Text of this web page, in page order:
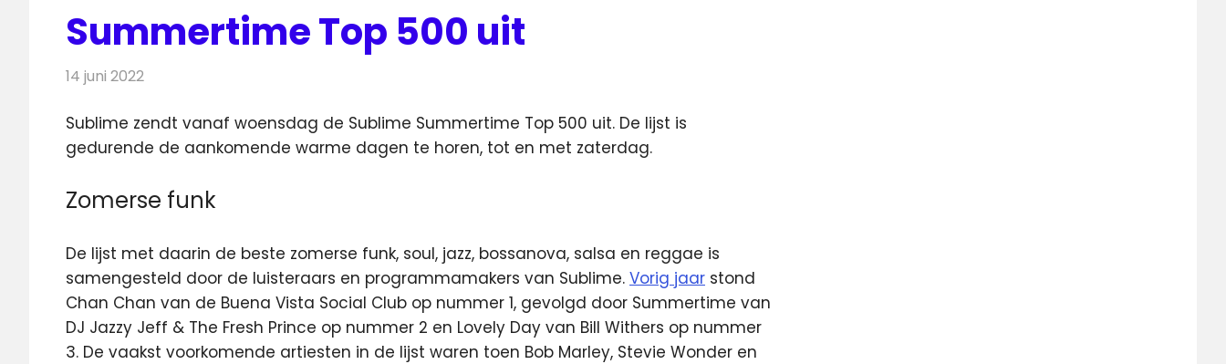
Summertime Top 500 uit
14 juni 2022
Sublime zendt vanaf woensdag de Sublime Summertime Top 500 uit. De lijst is
gedurende de aankomende warme dagen te horen, tot en met zaterdag.
Zomerse funk
De lijst met daarin de beste zomerse funk, soul, jazz, bossanova, salsa en reggae is
samengesteld door de luisteraars en programmamakers van Sublime. Vorig jaar stond
Chan Chan van de Buena Vista Social Club op nummer 1, gevolgd door Summertime van
DJ Jazzy Jeff & The Fresh Prince op nummer 2 en Lovely Day van Bill Withers op nummer
3. De vaakst voorkomende artiesten in de lijst waren toen Bob Marley, Stevie Wonder en